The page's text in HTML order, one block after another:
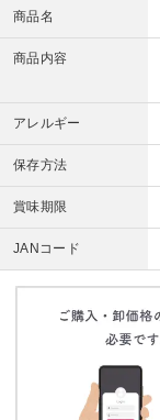
商品名
商品内容
アレルギー
保存方法
賞味期限
JANコード